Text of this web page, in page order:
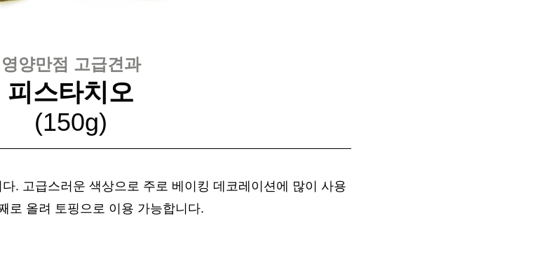
영양만점 고급견과
피스타치오
(150g)
. 고급스러운 색상으로 주로 베이킹 데코레이션에 많이 사용
로 올려 토핑으로 이용 가능합니다.